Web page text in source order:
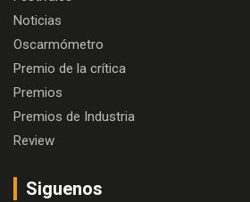
Noticias
Oscarmómetro
Premio de la crítica
Premios
Premios de Industria
Review
Siguenos